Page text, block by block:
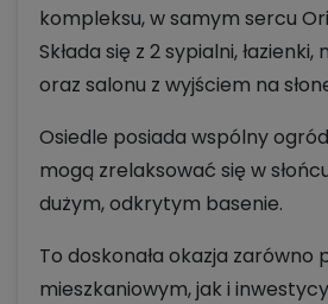
kompleksu, w samym sercu
Składa się z 2 sypialni,
oraz salonu z wyjściem na
Osiedle posiada wspólny
mogą zrelaksować się w
dużym, odkrytym basenie.
To doskonała okazja zarówno
mieszkaniowym, jak i